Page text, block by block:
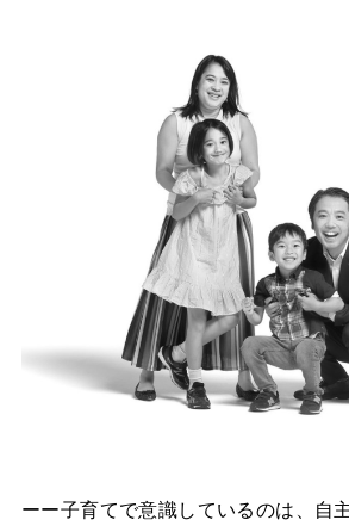
ーー子育てで意識しているのは、自